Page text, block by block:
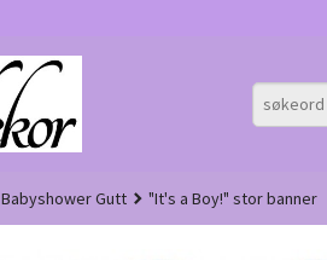
Babyshower Gutt "It's a Boy!" stor banner